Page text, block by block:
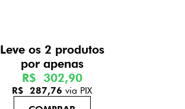
Leve os 2 produtos
R$ 302,90
R$ 287,76 via PIX